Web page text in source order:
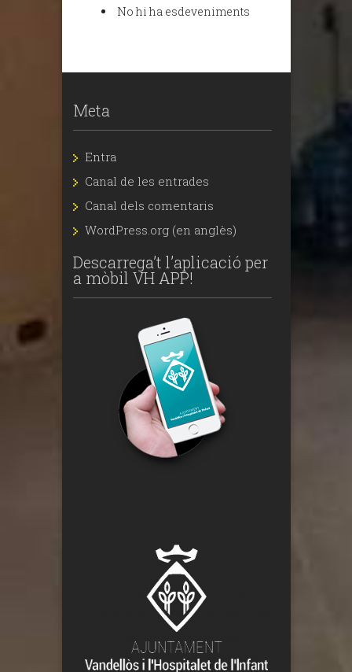
No hi ha esdeveniments
Meta
Entra
Canal de les entrades
Canal dels comentaris
WordPress.org (en anglès)
Descarrega’t l’aplicació per
a mòbil VH APP!